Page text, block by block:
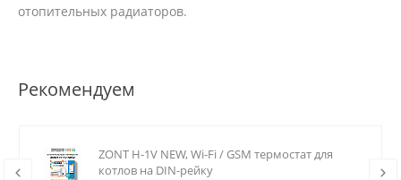
отопительных радиаторов.
Рекомендуем
ZONT H-1V NEW, Wi-Fi / GSM термостат для
котлов на DIN-рейку